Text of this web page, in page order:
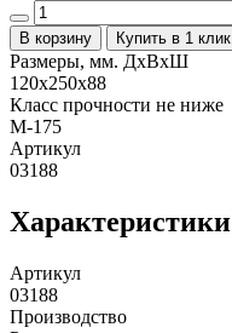
В корзину Купить в 1 клик
Размеры, мм. ДхВхШ
120x250x88
Класс прочности не ниже
М-175
Артикул
03188
Характеристики
Артикул
03188
Производство